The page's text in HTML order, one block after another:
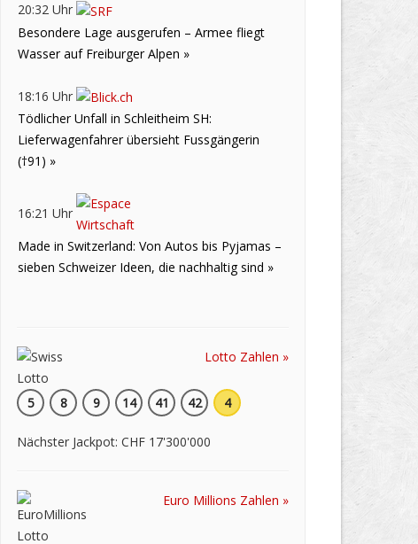
20:32 Uhr
Besondere Lage ausgerufen – Armee fliegt
Wasser auf Freiburger Alpen »
18:16 Uhr
Tödlicher Unfall in Schleitheim SH:
Lieferwagenfahrer übersieht Fussgängerin
(†91) »
16:21 Uhr
Made in Switzerland: Von Autos bis Pyjamas –
sieben Schweizer Ideen, die nachhaltig sind »
Lotto Zahlen »
5 8 9 14 41 42 4
Nächster Jackpot: CHF 17'300'000
Euro Millions Zahlen »